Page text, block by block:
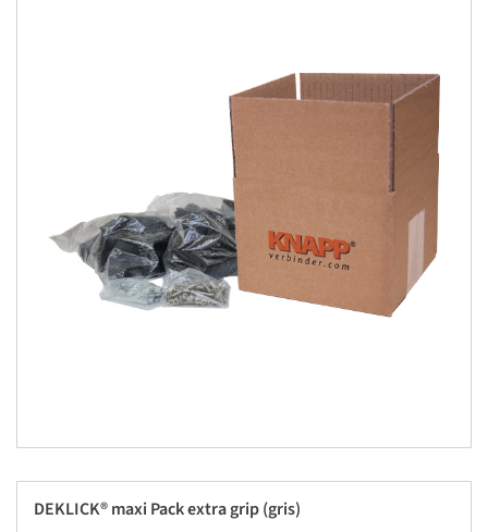
DEKLICK® maxi Pack extra grip (gris)